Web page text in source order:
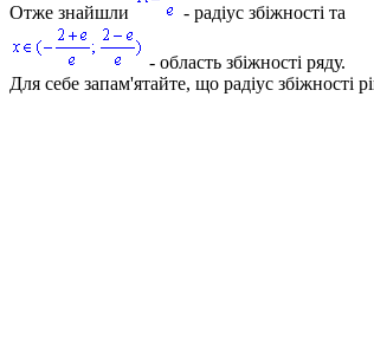
Отже знайшли - радіус збіжності та
- область збіжності ряду.
Для себе запам'ятайте, що радіус збіжності